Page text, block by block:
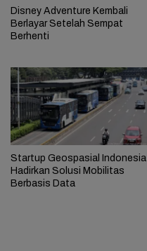
Disney Adventure Kembali
Berlayar Setelah Sempat
Berhenti
Startup Geospasial Indonesia
Hadirkan Solusi Mobilitas
Berbasis Data